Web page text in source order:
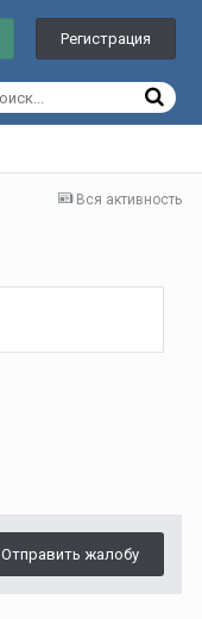
Регистрация
Вся активность
Отправить жалобу